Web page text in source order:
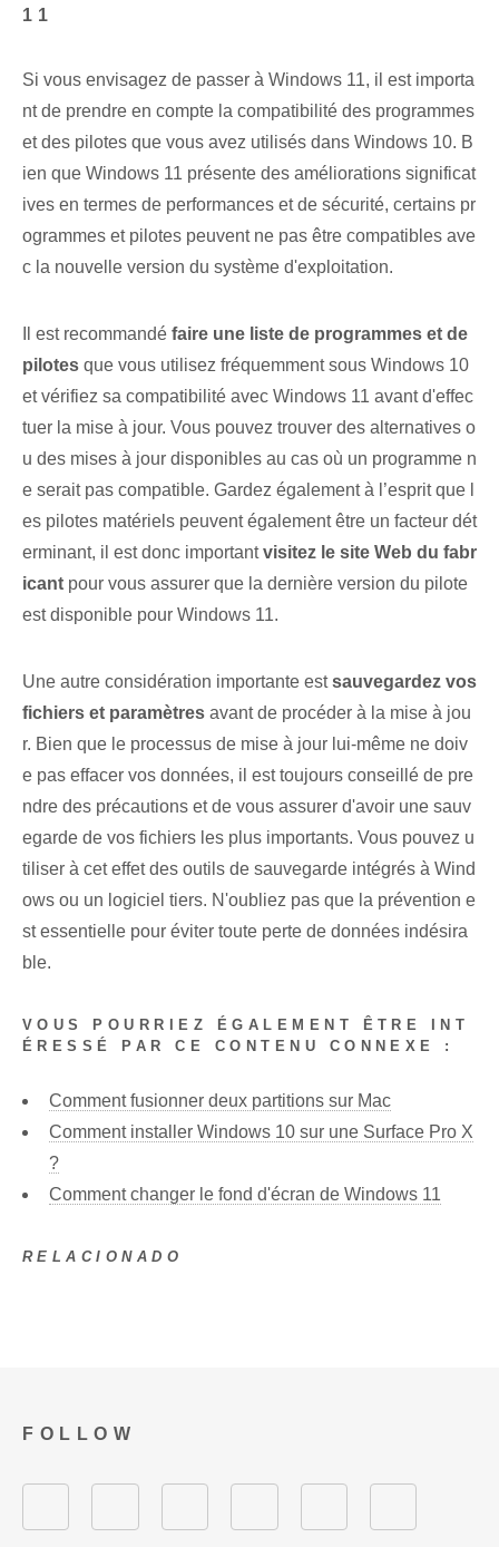
11
Si vous envisagez de passer à Windows 11, il est importa
nt de prendre en compte la compatibilité des programmes
et des pilotes que vous avez utilisés dans Windows 10. B
ien que Windows 11 présente des améliorations significat
ives en termes de performances et de sécurité, certains pr
ogrammes et pilotes peuvent ne pas être compatibles ave
c la nouvelle version du système d'exploitation.
Il est recommandé faire une liste de programmes et de
pilotes que vous utilisez fréquemment sous Windows 10
et vérifiez sa compatibilité avec Windows 11 avant d'effec
tuer la mise à jour. Vous pouvez trouver des alternatives o
u des mises à jour disponibles au cas où un programme n
e serait pas compatible. Gardez également à l’esprit que l
es pilotes matériels peuvent également être un facteur dét
erminant, il est donc importantvisitez le site Web du fabr
icant pour vous assurer que la dernière version du pilote
est disponible pour Windows 11.
Une autre considération importante estsauvegardez vos
fichiers et paramètres avant de procéder à la mise à jou
r. Bien que le processus de mise à jour lui-même ne doiv
e pas effacer vos données, il est toujours conseillé de pre
ndre des précautions et de vous assurer d'avoir une sauv
egarde de vos fichiers les plus importants. Vous pouvez u
tiliser à cet effet des outils de sauvegarde intégrés à Wind
ows ou un logiciel tiers. N'oubliez pas que la prévention e
st essentielle pour éviter toute perte de données indésira
ble.
VOUS POURRIEZ ÉGALEMENT ÊTRE INT
ÉRESSÉ PAR CE CONTENU CONNEXE :
Comment fusionner deux partitions sur Mac
Comment installer Windows 10 sur une Surface Pro X
?
Comment changer le fond d'écran de Windows 11
RELACIONADO
FOLLOW